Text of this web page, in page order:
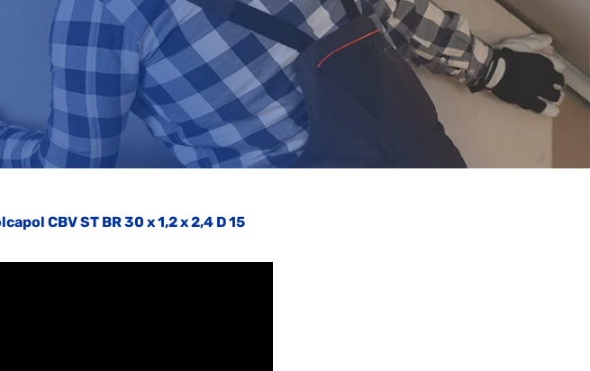
CBV ST BR 30 x 1,2 x 2,4 D 15